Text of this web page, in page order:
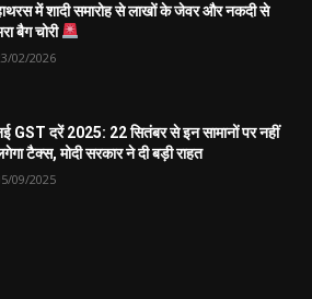
में शादी समारोह से लाखों के जेवर और नकदी से
बैग चोरी
02/2026
GST दरें 2025: 22 सितंबर से इन सामानों पर नहीं
टैक्स, मोदी सरकार ने दी बड़ी राहत
09/2025